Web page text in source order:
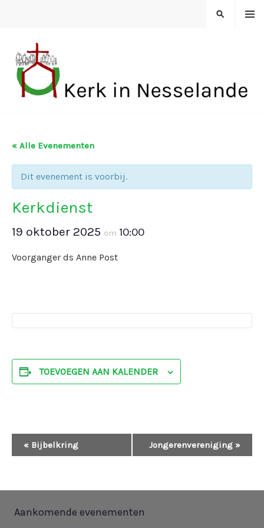
MENU
ZOEKEN
« Alle Evenementen
Dit evenement is voorbij.
Kerkdienst
19 oktober 2025 om 10:00
Voorganger ds Anne Post
TOEVOEGEN AAN KALENDER
« Bijbelkring Jongerenvereniging »
Aankomende evenementen